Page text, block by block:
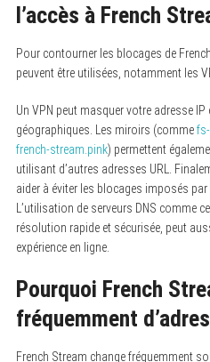
l’accès à French
Pour contourner les blocages de
peuvent être utilisées, notamment les
Un VPN peut masquer votre adresse
géographiques. Les miroirs (comme
french-stream.pink) permettent
utilisant d’autres adresses URL.
aider à éviter les blocages imposés
L’utilisation de serveurs DNS comme
résolution rapide et sécurisée, peut
expérience en ligne.
Pourquoi French
fréquemment
French Stream change fréquemment